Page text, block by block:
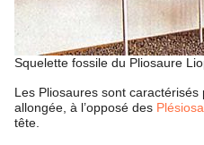
Squelette fossile du Pliosaure
Les Pliosaures sont
allongée, à l’opposé des
tête.